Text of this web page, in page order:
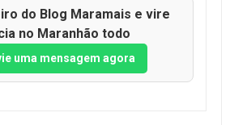
do Blog Maramais e vire
no Maranhão todo
uma mensagem agora